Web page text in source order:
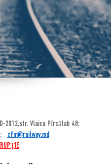
2012,str. Vlaicu Pîrcălab 48;
cfm@railway.md